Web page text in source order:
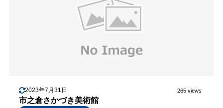
2023年7月31日 265 views
市之倉さかづき美術館